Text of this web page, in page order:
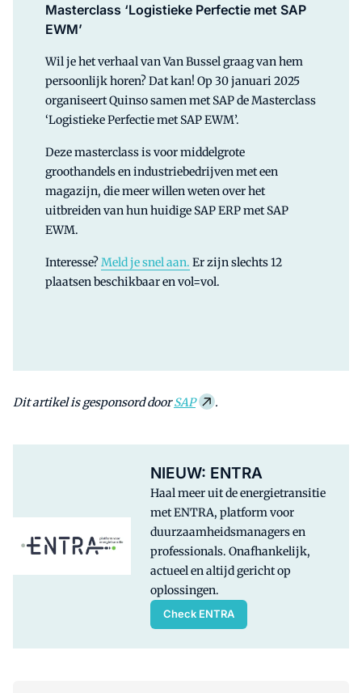
Masterclass ‘Logistieke Perfectie met SAP
EWM’
Wil je het verhaal van Van Bussel graag van hem
persoonlijk horen? Dat kan! Op 30 januari 2025
organiseert Quinso samen met SAP de Masterclass
‘Logistieke Perfectie met SAP EWM’.
Deze masterclass is voor middelgrote
groothandels en industriebedrijven met een
magazijn, die meer willen weten over het
uitbreiden van hun huidige SAP ERP met SAP
EWM.
Interesse?Meld je snel aan. Er zijn slechts 12
plaatsen beschikbaar en vol=vol.
Dit artikel is gesponsord doorSAP .
NIEUW: ENTRA
Haal meer uit de energietransitie
met ENTRA, platform voor
duurzaamheidsmanagers en
professionals. Onafhankelijk,
actueel en altijd gericht op
oplossingen.
Check ENTRA